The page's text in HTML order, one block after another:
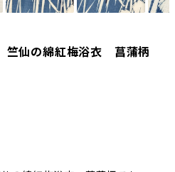
仙の綿紅梅浴衣 菖蒲柄